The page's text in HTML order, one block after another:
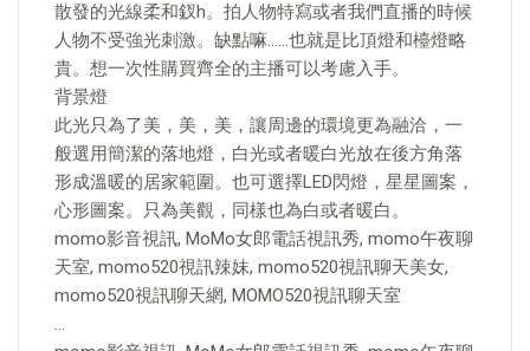
散發的光線柔和釵h。拍人物特寫或者我們直播的時候
人物不受強光刺激。缺點嘛……也就是比頂燈和檯燈略
貴。想一次性購買齊全的主播可以考慮入手。
背景燈
此光只為了美，美，美，讓周邊的環境更為融洽，一
般選用簡潔的落地燈，白光或者暖白光放在後方角落
形成溫暖的居家範圍。也可選擇LED閃燈，星星圖案，
心形圖案。只為美觀，同樣也為白或者暖白。
momo影音視訊, MoMo女郎電話視訊秀, momo午夜聊
天室, momo520視訊辣妹, momo520視訊聊天美女,
momo520視訊聊天網, MOMO520視訊聊天室
…